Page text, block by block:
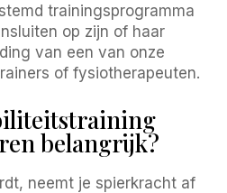
trainingsprogramma
op zijn of haar
van een van onze
of fysiotherapeuten.
belangrijk?
neemt je spierkracht af